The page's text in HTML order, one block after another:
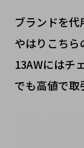
ブランドを代
やはりこちら
13AWにはチ
でも高値で取